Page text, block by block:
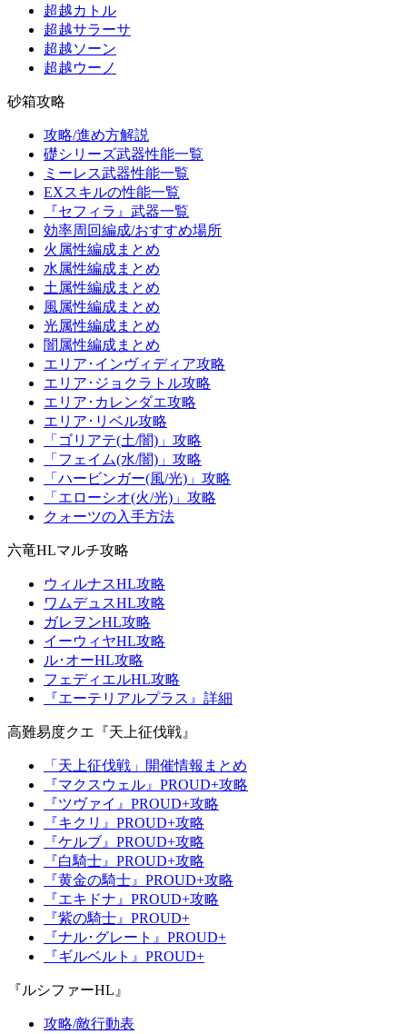
超越カトル
超越サラーサ
超越ソーン
超越ウーノ
砂箱攻略
攻略/進め方解説
礎シリーズ武器性能一覧
ミーレス武器性能一覧
EXスキルの性能一覧
『セフィラ』武器一覧
効率周回編成/おすすめ場所
火属性編成まとめ
水属性編成まとめ
土属性編成まとめ
風属性編成まとめ
光属性編成まとめ
闇属性編成まとめ
エリア･インヴィディア攻略
エリア･ジョクラトル攻略
エリア･カレンダエ攻略
エリア･リベル攻略
「ゴリアテ(土/闇)」攻略
「フェイム(水/闇)」攻略
「ハービンガー(風/光)」攻略
「エローシオ(火/光)」攻略
クォーツの入手方法
六竜HLマルチ攻略
ウィルナスHL攻略
ワムデュスHL攻略
ガレヲンHL攻略
イーウィヤHL攻略
ル･オーHL攻略
フェディエルHL攻略
『エーテリアルプラス』詳細
高難易度クエ『天上征伐戦』
「天上征伐戦」開催情報まとめ
『マクスウェル』PROUD+攻略
『ツヴァイ』PROUD+攻略
『キクリ』PROUD+攻略
『ケルブ』PROUD+攻略
『白騎士』PROUD+攻略
『黄金の騎士』PROUD+攻略
『エキドナ』PROUD+攻略
『紫の騎士』PROUD+
『ナル･グレート』PROUD+
『ギルベルト』PROUD+
『ルシファーHL』
攻略/敵行動表